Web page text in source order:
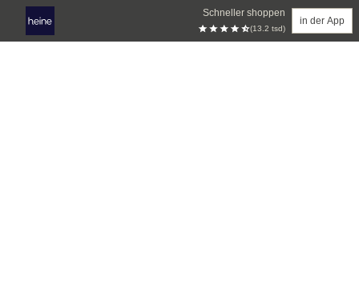
Schneller shoppen
(13.2 tsd)
in der App